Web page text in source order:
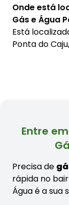
Onde está
Gás e Água
Está
Ponta do
Entre
Precisa de
rápida no
Água é a sua